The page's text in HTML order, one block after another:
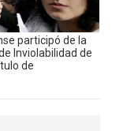
participó de la
Inviolabilidad de
de